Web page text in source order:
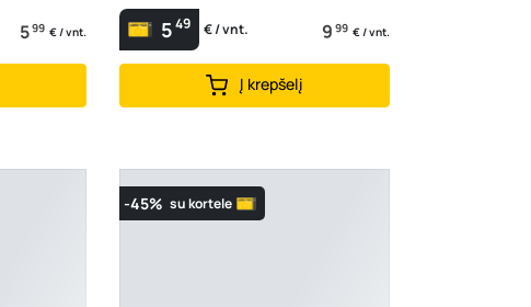
599 € / vnt. 549 € / vnt. 9 99 € / vnt.
Į krepšelį
-45% su kortele